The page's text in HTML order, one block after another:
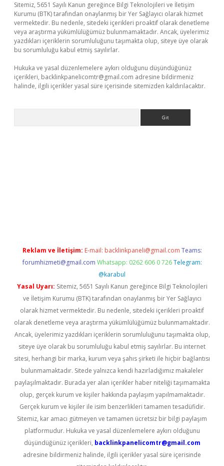
Sitemiz, 5651 Sayılı Kanun gereğince Bilgi Teknolojileri ve İletişim
Kurumu (BTK) tarafından onaylanmış bir Yer Sağlayıcı olarak hizmet
vermektedir. Bu nedenle, sitedeki içerikleri proaktif olarak denetleme
veya araştırma yükümlülüğümüz bulunmamaktadır. Ancak, üyelerimiz
yazdıkları içeriklerin sorumluluğunu taşımakta olup, siteye üye olarak
bu sorumluluğu kabul etmiş sayılırlar.
Hukuka ve yasal düzenlemelere aykırı olduğunu düşündüğünüz
içerikleri, backlinkpanelicomtr@gmail.com adresine bildirmeniz
halinde, ilgili içerikler yasal süre içerisinde sitemizden kaldırılacaktır.
Reklam ve İletişim: E-mail: backlinkpaneli@gmail.com Teams:
forumhizmeti@gmail.com Whatsapp: 0262 606 0 726 Telegram:
@karabul
Yasal Uyarı: Sitemiz, 5651 Sayılı Kanun gereğince Bilgi Teknolojileri
ve İletişim Kurumu (BTK) tarafından onaylanmış bir Yer Sağlayıcı
olarak hizmet vermektedir. Bu nedenle, sitedeki içerikleri proaktif
olarak denetleme veya araştırma yükümlülüğümüz bulunmamaktadır.
Ancak, üyelerimiz yazdıkları içeriklerin sorumluluğunu taşımakta olup,
siteye üye olarak bu sorumluluğu kabul etmiş sayılırlar. Bu internet
sitesi, herhangi bir marka, kurum veya şahıs şirketi ile hiçbir bağlantısı
bulunmamaktadır. Sitede yalnızca kendi hazırladığımız makaleler
paylaşılmaktadır. Burada yer alan içerikler haber niteliği taşımamakta
olup, gerçek kurum ve kişiler hakkında paylaşım yapılmamaktadır.
Gerçek kurum ve kişiler ile isim benzerlikleri tamamen tesadüfidir.
Sitemiz, kar amacı gütmeyen ve tamamen ücretsiz bir bilgi paylaşım
platformudur. Hukuka ve yasal düzenlemelere aykırı olduğunu
düşündüğünüz içerikleri, backlinkpanelicomtr@gmail.com
adresine bildirmeniz halinde, ilgili içerikler yasal süre içerisinde